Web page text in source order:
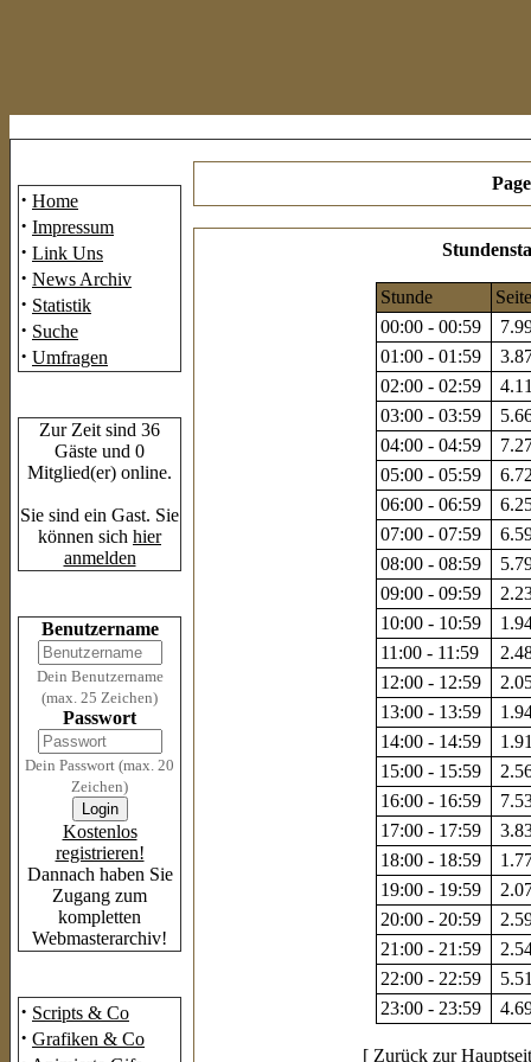
· Home
· Impressum
· Link Uns
· News Archiv
· Statistik
· Suche
· Umfragen
Zur Zeit sind 36
Gäste und 0
Mitglied(er) online.
Sie sind ein Gast. Sie
können sich hier
anmelden
Benutzername
Dein Benutzername
(max. 25 Zeichen)
Passwort
Dein Passwort (max. 20
Zeichen)
Kostenlos
registrieren!
Dannach haben Sie
Zugang zum
kompletten
Webmasterarchiv!
· Scripts & Co
· Grafiken & Co
Stunde
00:00 - 00:59
01:00 - 01:59
02:00 - 02:59
03:00 - 03:59
04:00 - 04:59
05:00 - 05:59
06:00 - 06:59
07:00 - 07:59
08:00 - 08:59
09:00 - 09:59
10:00 - 10:59
11:00 - 11:59
12:00 - 12:59
13:00 - 13:59
14:00 - 14:59
15:00 - 15:59
16:00 - 16:59
17:00 - 17:59
18:00 - 18:59
19:00 - 19:59
20:00 - 20:59
21:00 - 21:59
22:00 - 22:59
23:00 - 23:59
[ Zurück zur